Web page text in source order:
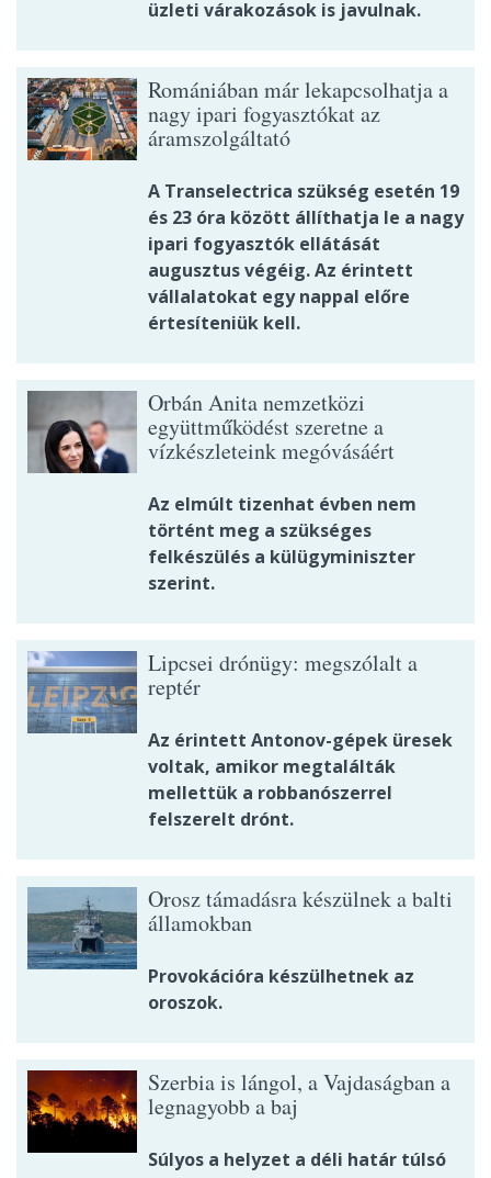
üzleti várakozások is javulnak.
Romániában már lekapcsolhatja a
nagy ipari fogyasztókat az
áramszolgáltató
A Transelectrica szükség esetén 19
és 23 óra között állíthatja le a nagy
ipari fogyasztók ellátását
augusztus végéig. Az érintett
vállalatokat egy nappal előre
értesíteniük kell.
Orbán Anita nemzetközi
együttműködést szeretne a
vízkészleteink megóvásáért
Az elmúlt tizenhat évben nem
történt meg a szükséges
felkészülés a külügyminiszter
szerint.
Lipcsei drónügy: megszólalt a
reptér
Az érintett Antonov-gépek üresek
voltak, amikor megtalálták
mellettük a robbanószerrel
felszerelt drónt.
Orosz támadásra készülnek a balti
államokban
Provokációra készülhetnek az
oroszok.
Szerbia is lángol, a Vajdaságban a
legnagyobb a baj
Súlyos a helyzet a déli határ túlsó